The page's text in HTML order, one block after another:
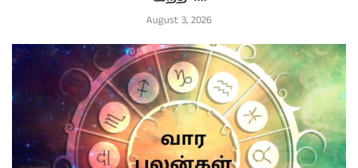
August 3, 2026